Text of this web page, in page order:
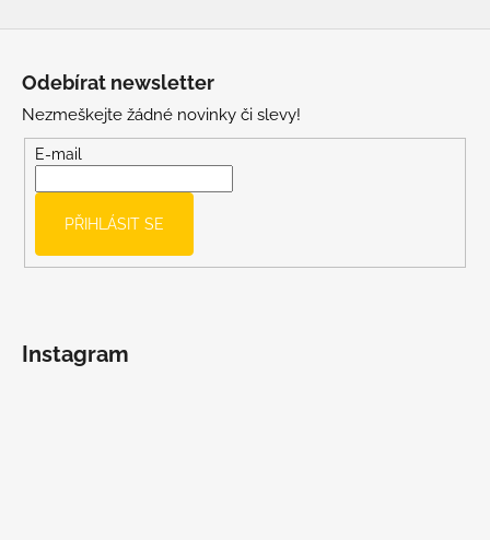
Odebírat newsletter
Nezmeškejte žádné novinky či slevy!
E-mail
PŘIHLÁSIT SE
Instagram